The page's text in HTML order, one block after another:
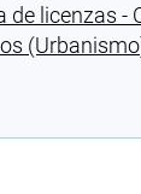
de licenzas -